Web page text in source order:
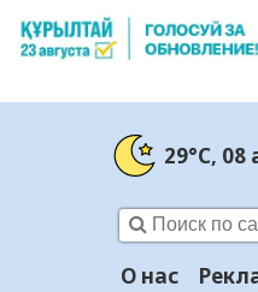
29°C, 08
О нас